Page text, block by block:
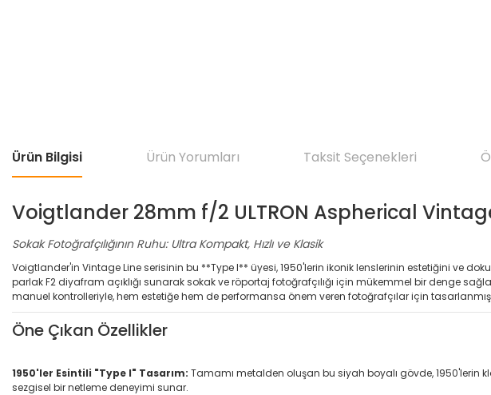
Ürün Bilgisi Ürün Yorumları Taksit Seçenekleri
Voigtlander 28mm f/2 ULTRON Aspherical
Sokak Fotoğrafçılığının Ruhu: Ultra Kompakt, Hızlı ve Klasik
Voigtlander'in Vintage Line serisinin bu **Type I** üyesi, 1950'lerin ikonik lenslerinin estetiğini ve
parlak F2 diyafram açıklığı sunarak sokak ve röportaj fotoğrafçılığı için mükemmel bir denge
manuel kontrolleriyle, hem estetiğe hem de performansa önem veren fotoğrafçılar için
Öne Çıkan Özellikler
1950'ler Esintili "Type I" Tasarım: Tamamı metalden oluşan bu siyah boyalı gövde, 1950'lerin
sezgisel bir netleme deneyimi sunar.